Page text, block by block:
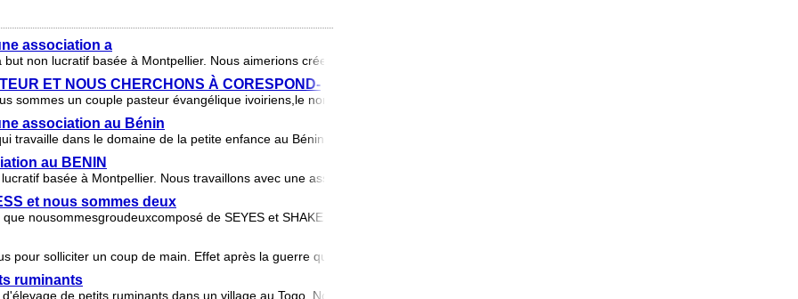
association a
non lucratif basée à Montpellier. Nous aimerions créer une salle de jeux
ET NOUS CHERCHONS À CORESPOND-
sommes un couple pasteur évangélique ivoiriens,le nom de ministre, mission Eva
association au Bénin
travaille dans le domaine de la petite enfance au Bénin. Nous recherchons d
au BENIN
basée à Montpellier. Nous travaillons avec une association locale pour la
et nous sommes deux
nousommesgroudeuxcomposé de SEYES et SHAKES,et nous sommes des artistes comp
pour solliciter un coup de main. Effet après la guerre que nous avons connu , n
ruminants
de petits ruminants dans un village au Togo. Nous sommes à la recherc